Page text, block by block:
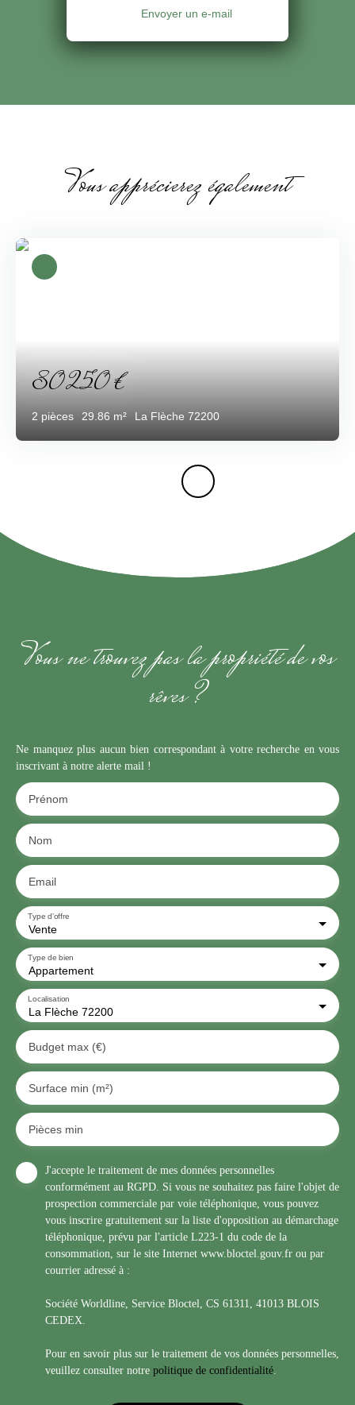
Envoyer un e-mail
Vous apprécierez également
80 250€
2 pièces 29.86 m² La Flèche 72200
Vous ne trouvez pas la propriété de vos
rêves ?
Ne manquez plus aucun bien correspondant à votre recherche en vous
inscrivant à notre alerte mail !
Prénom
Nom
Email
Vente
Type d'offre
Appartement
Type de bien
La Flèche 72200
Localisation
Budget max (€)
Surface min (m²)
Pièces min
J'accepte le traitement de mes données personnelles
conformément au RGPD. Si vous ne souhaitez pas faire l'objet de
prospection commerciale par voie téléphonique, vous pouvez
vous inscrire gratuitement sur la liste d'opposition au démarchage
téléphonique, prévu par l'article L223-1 du code de la
consommation, sur le site Internet www.bloctel.gouv.fr ou par
courrier adressé à :
Société Worldline, Service Bloctel, CS 61311, 41013 BLOIS
CEDEX.
Pour en savoir plus sur le traitement de vos données personnelles,
veuillez consulter notre politique de confidentialité